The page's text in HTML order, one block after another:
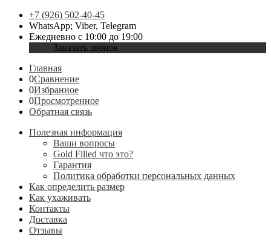
+7 (926) 502-40-45
WhatsApp; Viber, Telegram
Ежедневно с 10:00 до 19:00
Заказать звонок
Главная
0Сравнение
0Избранное
0Просмотренное
Обратная связь
Полезная информация
Ваши вопросы
Gold Filled что это?
Гарантия
Политика обработки персональных данных
Как определить размер
Как ухаживать
Контакты
Доставка
Отзывы